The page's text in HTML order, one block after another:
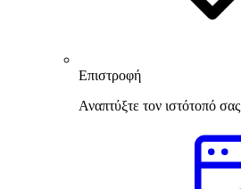
Επιστροφή
Αναπτύξτε τον ιστότοπό σας